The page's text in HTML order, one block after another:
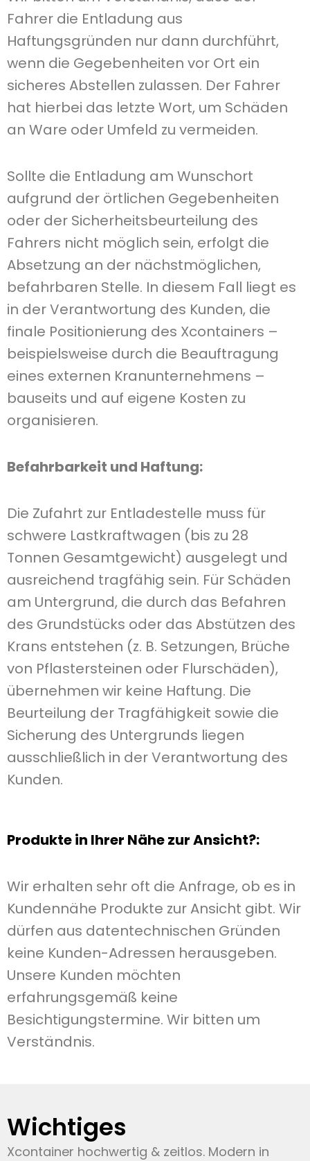
Fahrer die Entladung aus
Haftungsgründen nur dann durchführt,
wenn die Gegebenheiten vor Ort ein
sicheres Abstellen zulassen. Der Fahrer
hat hierbei das letzte Wort, um Schäden
an Ware oder Umfeld zu vermeiden.
Sollte die Entladung am Wunschort
aufgrund der örtlichen Gegebenheiten
oder der Sicherheitsbeurteilung des
Fahrers nicht möglich sein, erfolgt die
Absetzung an der nächstmöglichen,
befahrbaren Stelle. In diesem Fall liegt es
in der Verantwortung des Kunden, die
finale Positionierung des Xcontainers –
beispielsweise durch die Beauftragung
eines externen Kranunternehmens –
bauseits und auf eigene Kosten zu
organisieren.
Befahrbarkeit und Haftung:
Die Zufahrt zur Entladestelle muss für
schwere Lastkraftwagen (bis zu 28
Tonnen Gesamtgewicht) ausgelegt und
ausreichend tragfähig sein. Für Schäden
am Untergrund, die durch das Befahren
des Grundstücks oder das Abstützen des
Krans entstehen (z. B. Setzungen, Brüche
von Pflastersteinen oder Flurschäden),
übernehmen wir keine Haftung. Die
Beurteilung der Tragfähigkeit sowie die
Sicherung des Untergrunds liegen
ausschließlich in der Verantwortung des
Kunden.
Produkte in Ihrer Nähe zur Ansicht?:
Wir erhalten sehr oft die Anfrage, ob es in
Kundennähe Produkte zur Ansicht gibt. Wir
dürfen aus datentechnischen Gründen
keine Kunden-Adressen herausgeben.
Unsere Kunden möchten
erfahrungsgemäß keine
Besichtigungstermine. Wir bitten um
Verständnis.
Wichtiges
Xcontainer hochwertig & zeitlos. Modern in